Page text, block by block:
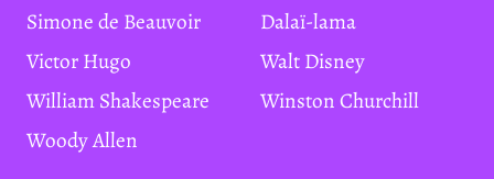
Simone de Beauvoir
Dalaï-lama
Victor Hugo
Walt Disney
William Shakespeare
Winston Churchill
Woody Allen